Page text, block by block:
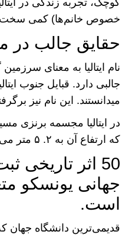
کوچک، تجربه زندگی در
خصوص خانم‌ها) کمی
حقایق جالب در
نام ایتالیا به معنای
جالبی دارد. قبایل جنوب
میدانستند. این نام نیز
در ایتالیا مجسمه برنزی
که ارتفاع آن به ۲. ۵ متر می‌رسد.
50 اثر
جهانی یونسکو
است.
قدیمی‌ترین دانشگاه جهان